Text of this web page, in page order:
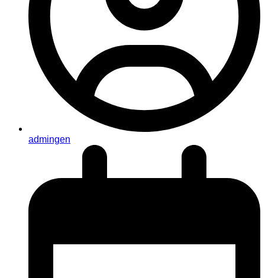
admingen